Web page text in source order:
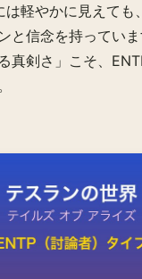
は軽やかに見えても
と信念を持ってい
真剣さ」こそ、